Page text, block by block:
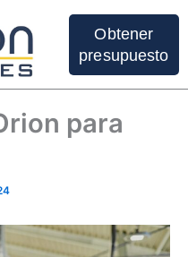
Obtener
presupuesto
para